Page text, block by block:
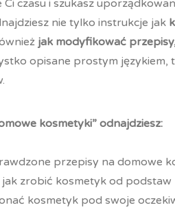
Ci czasu i szukasz
nie tylko instrukcje jak
jak modyfikować
opisane prostym językiem,
kosmetyki” odnajdziesz:
przepisy na domowe
zrobić kosmetyk od podstaw
kosmetyk pod swoje